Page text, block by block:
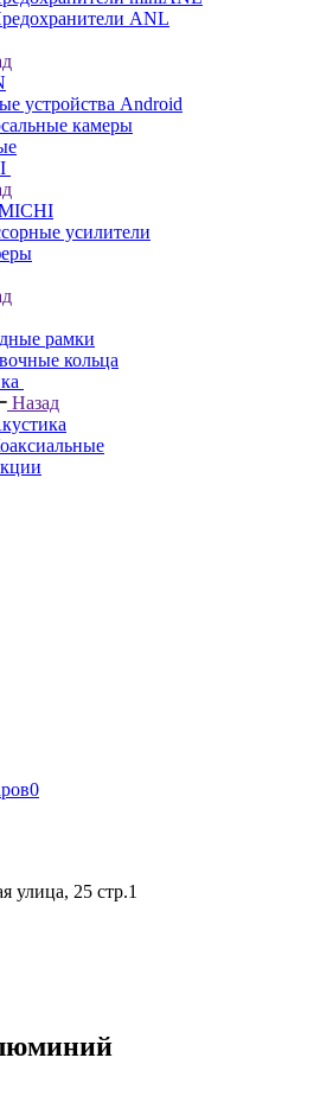
ANL
устройства Android
камеры
усилители
рамки
кольца
Назад
0
улица, 25 стр.1